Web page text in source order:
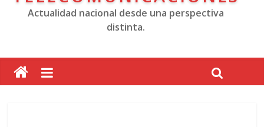
Actualidad nacional desde una perspectiva
distinta.